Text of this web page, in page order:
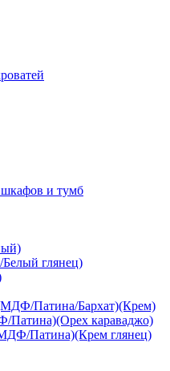
и тумб
глянец)
Патина/Бархат)(Крем)
Патина)(Орех караваджо)
Патина)(Крем глянец)